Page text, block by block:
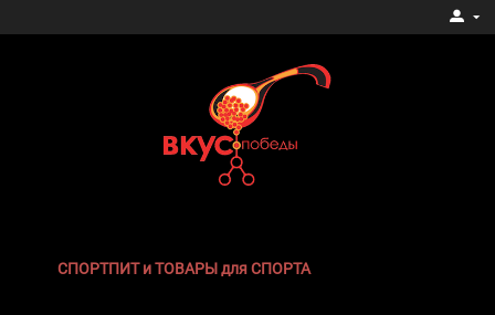
СПОРТПИТ и ТОВАРЫ для СПОРТА